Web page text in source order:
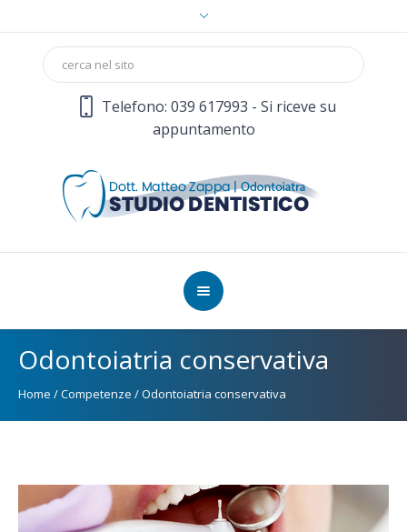
Telefono: 039 617993 - Si riceve su
appuntamento
Odontoiatria conservativa
Home /Competenze /Odontoiatria conservativa